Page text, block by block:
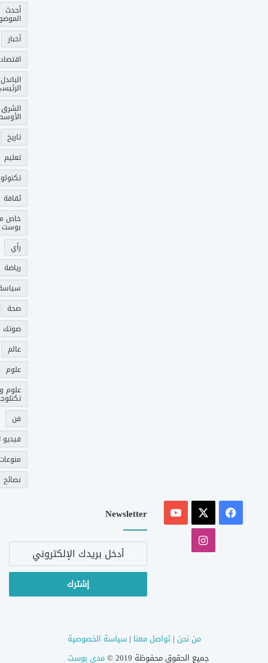
أحدث
أخبار
اقتصاد
الباندل
الشرق
تاريخ
تعليم
ثقافة
خاص
بوست
رأي
رياضة
صحة
عالم
علوم
علوم و
فن
فيديو
نصائح
فيسبوك
‫YouTube
انستقرام
Newsletter
أدخل
الإلكتروني
من نحن |تواصل معنا |سياسة الخصوصية
جميع الحقوق محفوظة 2019 ©
مدى بوست